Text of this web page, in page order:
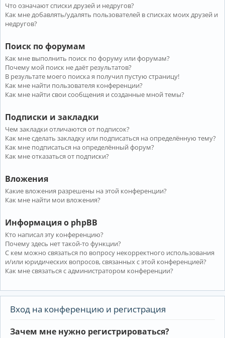
Что означают списки друзей и недругов?
Как мне добавлять/удалять пользователей в списках моих друзей и
недругов?
Поиск по форумам
Как мне выполнить поиск по форуму или форумам?
Почему мой поиск не даёт результатов?
В результате моего поиска я получил пустую страницу!
Как мне найти пользователя конференции?
Как мне найти свои сообщения и созданные мной темы?
Подписки и закладки
Чем закладки отличаются от подписок?
Как мне сделать закладку или подписаться на определённую тему?
Как мне подписаться на определённый форум?
Как мне отказаться от подписки?
Вложения
Какие вложения разрешены на этой конференции?
Как мне найти мои вложения?
Информация о phpBB
Кто написал эту конференцию?
Почему здесь нет такой-то функции?
С кем можно связаться по вопросу некорректного использования
и/или юридических вопросов, связанных с этой конференцией?
Как мне связаться с администратором конференции?
Вход на конференцию и регистрация
Зачем мне нужно регистрироваться?